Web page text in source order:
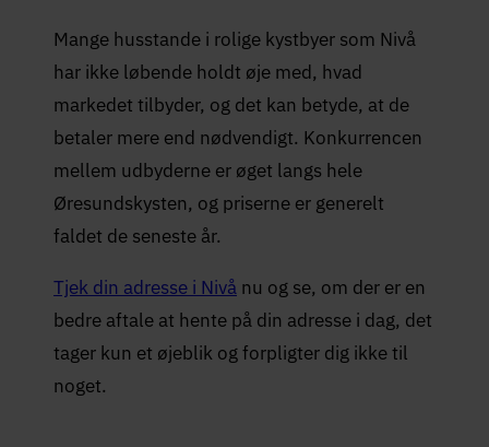
Mange husstande i rolige kystbyer som Nivå
har ikke løbende holdt øje med, hvad
markedet tilbyder, og det kan betyde, at de
betaler mere end nødvendigt. Konkurrencen
mellem udbyderne er øget langs hele
Øresundskysten, og priserne er generelt
faldet de seneste år.
Tjek din adresse i Nivå nu og se, om der er en
bedre aftale at hente på din adresse i dag, det
tager kun et øjeblik og forpligter dig ikke til
noget.